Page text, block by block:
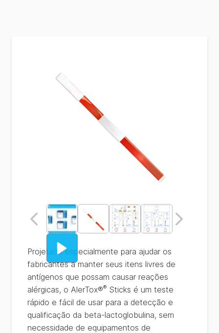
Projetado especialmente para ajudar os
fabricantes a manter seus itens livres de
antígenos que possam causar reações
alérgicas, o AlerTox®® Sticks é um teste
rápido e fácil de usar para a detecção e
qualificação da beta-lactoglobulina, sem
necessidade de equipamentos de